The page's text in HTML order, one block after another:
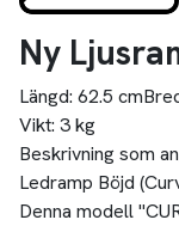
Ny
Längd: 62.5 cm
Vikt: 3 kg
Beskrivning som
Ledramp Böjd
Denna modell